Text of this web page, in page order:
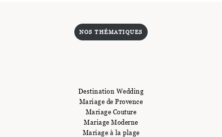
NOS THÉMATIQUES
Destination Wedding
Mariage de Provence
Mariage Couture
Mariage Moderne
Mariage à la plage